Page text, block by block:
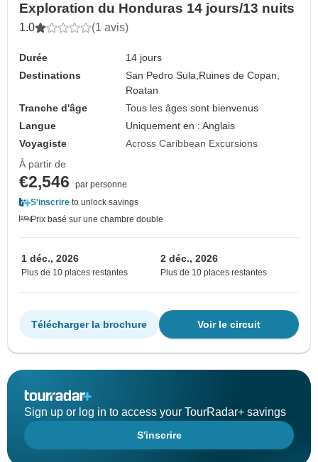
Exploration du Honduras 14 jours/13 nuits
1.0 (1 avis)
Durée
14 jours
Destinations
San Pedro Sula, Ruines de Copan,
Roatan
Tranche d'âge
Tous les âges sont bienvenus
Langue
Uniquement en : Anglais
Voyagiste
Across Caribbean Excursions
À partir de
€2,546
par personne
S'inscrire to unlock savings
Prix basé sur une chambre double
1 déc., 2026
Plus de 10 places restantes
2 déc., 2026
Plus de 10 places restantes
Voir le circuit
Télécharger la brochure
Sign up or log in to access your TourRadar+ savings
S'inscrire